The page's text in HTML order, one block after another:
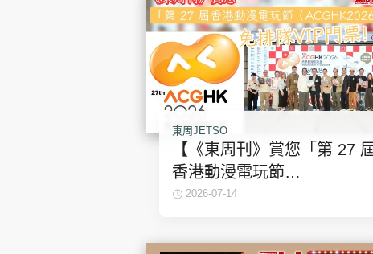
東周JETSO
【《東周刊》賞您「第 27
香港動漫電玩節
（ACGHK2026）」免排隊
2026-07-14